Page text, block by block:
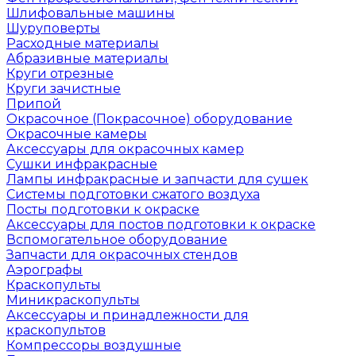
Шлифовальные машины
Шуруповерты
Расходные материалы
Абразивные материалы
Круги отрезные
Круги зачистные
Припой
Окрасочное (Покрасочное) оборудование
Окрасочные камеры
Аксессуары для окрасочных камер
Сушки инфракрасные
Лампы инфракрасные и запчасти для сушек
Системы подготовки сжатого воздуха
Посты подготовки к окраске
Аксессуары для постов подготовки к окраске
Вспомогательное оборудование
Запчасти для окрасочных стендов
Аэрографы
Краскопульты
Миникраскопульты
Аксессуары и принадлежности для
краскопультов
Компрессоры воздушные